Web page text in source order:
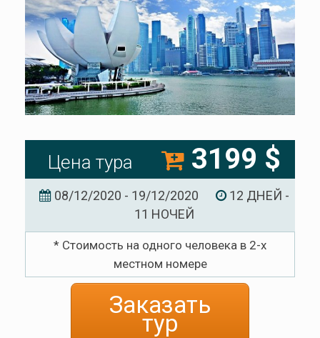
Цена тура 3199 $
08/12/2020 - 19/12/2020
12 ДНЕЙ -
11 НОЧЕЙ
* Стоимость на одного человека в 2-х
местном номере
Заказать
тур